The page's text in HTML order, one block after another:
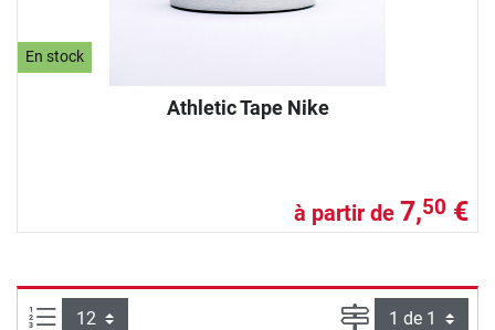
En stock
Athletic Tape Nike
à partir de 7,50 €
Articles par page : Page